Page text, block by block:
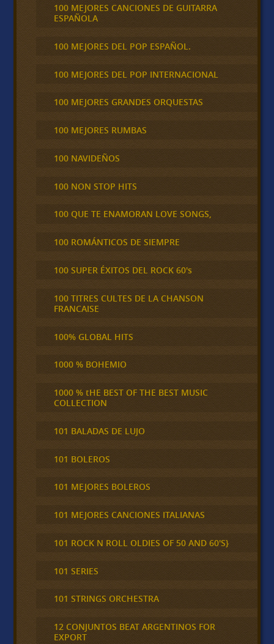
100 MEJORES CANCIONES DE GUITARRA
ESPAÑOLA
100 MEJORES DEL POP ESPAÑOL.
100 MEJORES DEL POP INTERNACIONAL
100 MEJORES GRANDES ORQUESTAS
100 MEJORES RUMBAS
100 NAVIDEÑOS
100 NON STOP HITS
100 QUE TE ENAMORAN LOVE SONGS,
100 ROMÁNTICOS DE SIEMPRE
100 SUPER ÉXITOS DEL ROCK 60's
100 TITRES CULTES DE LA CHANSON
FRANCAISE
100% GLOBAL HITS
1000 % BOHEMIO
1000 % tHE BEST OF THE BEST MUSIC
COLLECTION
101 BALADAS DE LUJO
101 BOLEROS
101 MEJORES BOLEROS
101 MEJORES CANCIONES ITALIANAS
101 ROCK N ROLL OLDIES OF 50 AND 60'S}
101 SERIES
101 STRINGS ORCHESTRA
12 CONJUNTOS BEAT ARGENTINOS FOR
EXPORT